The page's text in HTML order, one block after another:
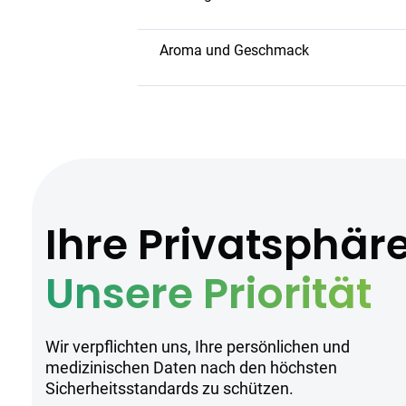
Spritzer sorgt für eine sanfte,
harmonischen und ausgleichenden
Aroma und Geschmack
Fruchtige, süße Noten
KEjF. bietet medizinisches Cannabis
Nachhaltigkeit.
Ihre
Unsere Priorität
Wir verpflichten uns, Ihre persönlichen und
medizinischen Daten nach den höchsten
Sicherheitsstandards zu schützen.